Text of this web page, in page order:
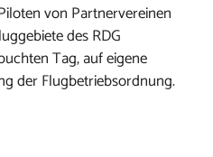
von Partnervereinen
des RDG
Tag, auf eigene
der Flugbetriebsordnung.